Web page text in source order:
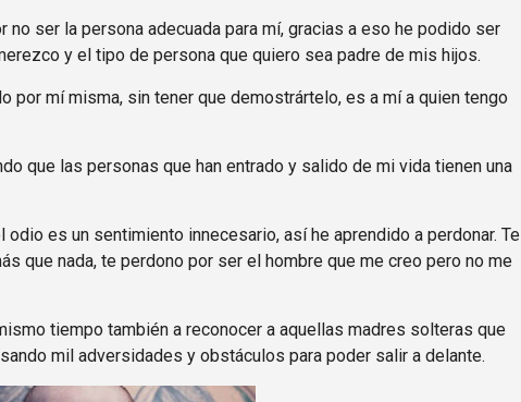
no ser la persona adecuada para mí, gracias a eso he podido ser
y el tipo de persona que quiero sea padre de mis hijos.
por mí misma, sin tener que demostrártelo, es a mí a quien tengo
que las personas que han entrado y salido de mi vida tienen una
es un sentimiento innecesario, así he aprendido a perdonar. Te
que nada, te perdono por ser el hombre que me creo pero no me
tiempo también a reconocer a aquellas madres solteras que
mil adversidades y obstáculos para poder salir a delante.